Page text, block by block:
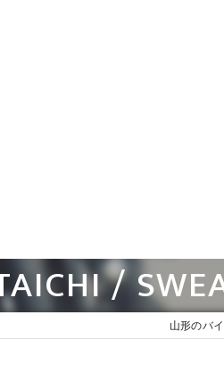
/
山形のバ